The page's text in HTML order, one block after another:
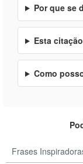
Por que se
Esta
Como
Frases